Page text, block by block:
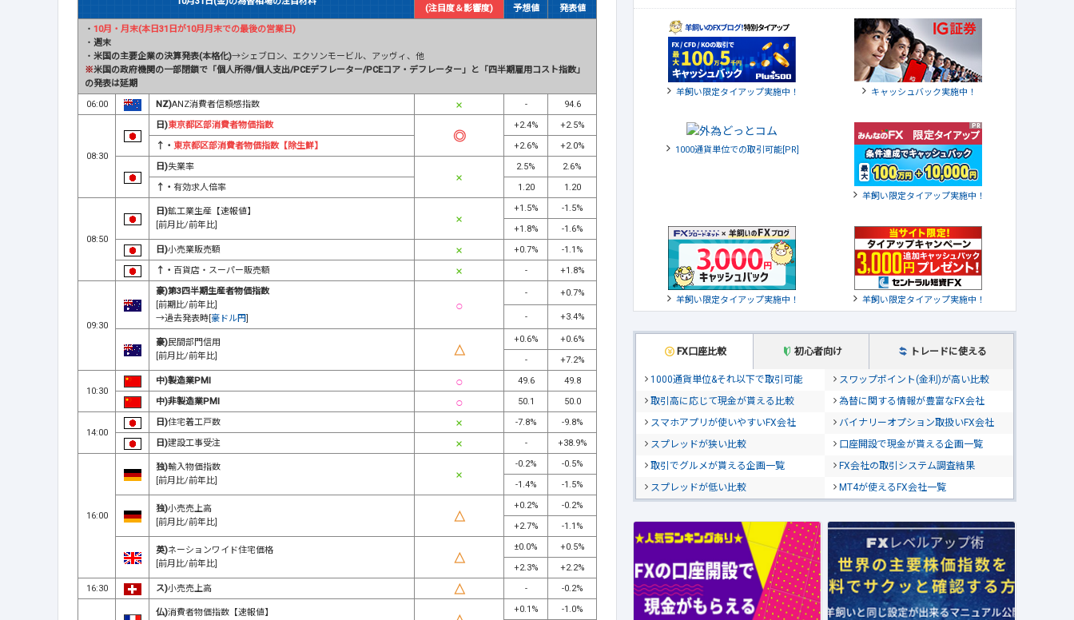
(注目度＆影響度)
予想値
発表値
・ 10月・月末(本日31日が10月月末での最後の営業日)
・ 週末
・ 米国の主要企業の決算発表(本格化)→シェブロン、エクソンモービル、アッヴィ、他
※米国の政府機関の一部閉鎖で「個人所得/個人支出/PCEデフレーター/PCEコア・デフレーター」と「四半期雇用コスト指数」
の発表は延期
06:00
NZ)ANZ消費者信頼感指数 - 94.6
08:30
日)東京都区部消費者物価指数 +2.4%
+2.5%
↑・ 東京都区部消費者物価指数【除生鮮】 +2.6%
+2.0%
日)失業率 2.5%
2.6%
↑・ 有効求人倍率 1.20 1.20
08:50
日)鉱工業生産【速報値】
[前月比/前年比]
+1.5%
-1.5%
+1.8%
-1.6%
日)小売業販売額 +0.7%
-1.1%
↑・ 百貨店・スーパー販売額 - +1.8%
09:30
豪)第3四半期生産者物価指数
[前期比/前年比]
→過去発表時[ 豪ドル円
- +0.7%
- +3.4%
豪)民間部門信用
[前月比/前年比]
+0.6%
+0.6%
-
+7.2%
10:30
中)製造業PMI 49.6
49.8
中)非製造業PMI
50.1 50.0
14:00
日)住宅着工戸数 -7.8%
-9.8%
日)建設工事受注 - +38.9%
16:00
独)輸入物価指数
[前月比/前年比]
-0.2%
-0.5%
-1.4%
-1.5%
独)小売売上高
[前月比/前年比]
+0.2%
-0.2%
+2.7%
-1.1%
英)ネーションワイド住宅価格
[前月比/前年比]
±0.0%
+0.5%
+2.3%
+2.2%
16:30
ス)小売売上高 - -0.2%
仏)消費者物価指数【速報値】
+0.1%
-1.0%
羊飼い限定タイアップ実施中！ キャッシュバック実施中！
1000通貨単位での取引可能[PR]
羊飼い限定タイアップ実施中！
羊飼い限定タイアップ実施中！ 羊飼い限定タイアップ実施中！
FX口座比較 初心者向け トレードに使える
1000通貨単位&それ以下で取引可能
スワップポイント(金利)が高い比較
取引高に応じて現金が貰える比較
為替に関する情報が豊富なFX会社
スマホアプリが使いやすいFX会社
バイナリーオプション取扱いFX会社
スプレッドが狭い比較
口座開設で現金が貰える企画一覧
取引でグルメが貰える企画一覧
FX会社の取引システム調査結果
スプレッドが低い比較
MT4が使えるFX会社一覧